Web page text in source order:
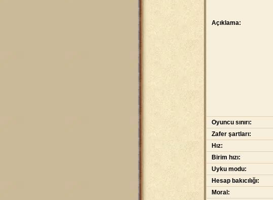
Açıklama:
Oyuncu sınırı:
Zafer şartları:
Hız:
Birim hızı:
Uyku modu:
Hesap bakıcılığı:
Moral: